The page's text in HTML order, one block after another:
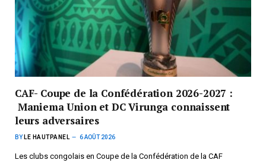
CAF- Coupe de la Confédération 2026-2027 :
Maniema Union et DC Virunga connaissent
leurs adversaires
BY LE HAUTPANEL 6 AOÛT 2026
Les clubs congolais en Coupe de la Confédération de la CAF